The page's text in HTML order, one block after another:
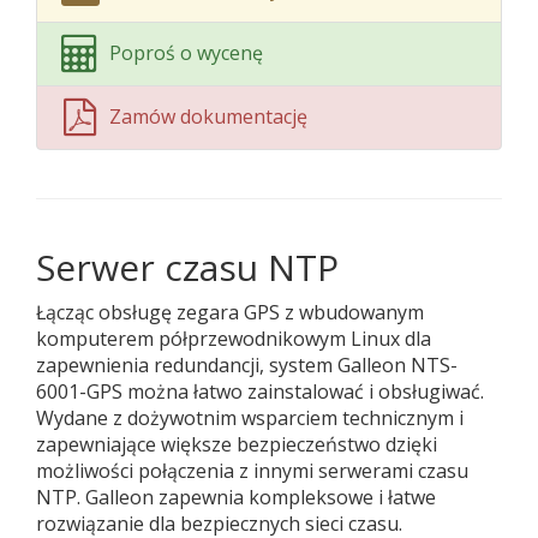
Poproś o wycenę
Zamów dokumentację
Serwer czasu NTP
Łącząc obsługę zegara GPS z wbudowanym
komputerem półprzewodnikowym Linux dla
zapewnienia redundancji, system Galleon NTS-
6001-GPS można łatwo zainstalować i obsługiwać.
Wydane z dożywotnim wsparciem technicznym i
zapewniające większe bezpieczeństwo dzięki
możliwości połączenia z innymi serwerami czasu
NTP. Galleon zapewnia kompleksowe i łatwe
rozwiązanie dla bezpiecznych sieci czasu.